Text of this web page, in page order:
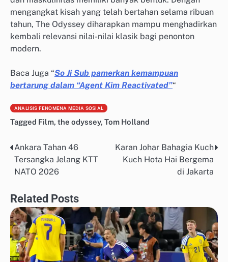
mengangkat kisah yang telah bertahan selama ribuan
tahun, The Odyssey diharapkan mampu menghadirkan
kembali relevansi nilai-nilai klasik bagi penonton
modern.
Baca Juga “So Ji Sub pamerkan kemampuan
bertarung dalam “Agent Kim Reactivated”“
ANALISIS FENOMENA MEDIA SOSIAL
Tagged Film, the odyssey, Tom Holland
Post
navigation
Ankara Tahan 46
Tersangka Jelang KTT
NATO 2026
Karan Johar Bahagia Kuch
Kuch Hota Hai Bergema
di Jakarta
Related Posts